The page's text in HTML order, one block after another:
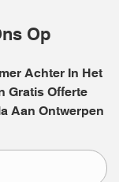
Op
Achter In Het
Gratis Offerte
Aan Ontwerpen